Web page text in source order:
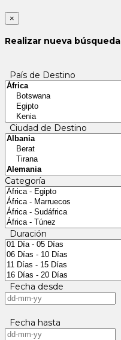
×
Realizar nueva búsqueda
País de Destino
Ciudad de Destino
Categoría
Duración
Fecha desde
Fecha hasta